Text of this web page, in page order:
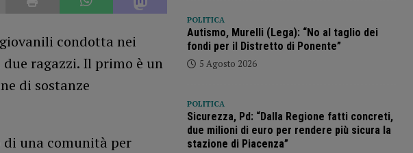
condotta nei
ragazzi. Il primo è un
di sostanze
di una comunità per
POLITICA
Autismo, Murelli (Lega): “No al taglio dei
fondi per il Distretto di Ponente”
5 Agosto 2026
POLITICA
Sicurezza, Pd: “Dalla Regione fatti concreti,
due milioni di euro per rendere più sicura la
stazione di Piacenza”